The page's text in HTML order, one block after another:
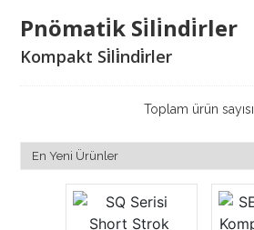
Pnömati̇k Si̇li̇ndi̇rler
Kompakt Si̇li̇ndi̇rler
Toplam ürün sayısı